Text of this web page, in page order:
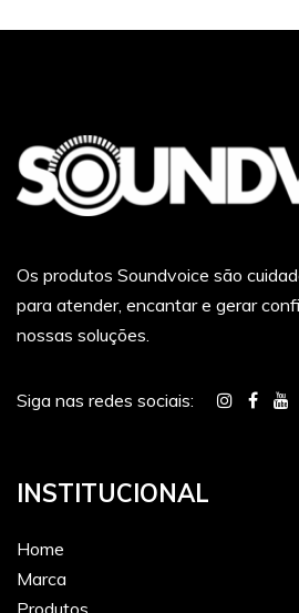
Os produtos Soundvoice são
para atender, encantar e gerar
nossas soluções.
Siga nas redes sociais:
INSTITUCIONAL
Home
Marca
Produtos